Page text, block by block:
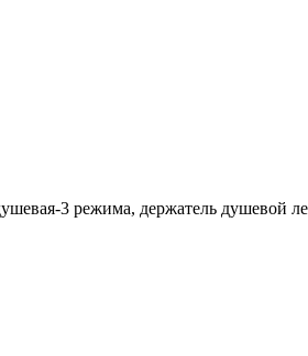
3 режима, держатель душевой